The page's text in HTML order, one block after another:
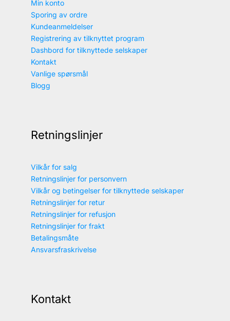
Min konto
Sporing av ordre
Kundeanmeldelser
Registrering av tilknyttet program
Dashbord for tilknyttede selskaper
Kontakt
Vanlige spørsmål
Blogg
Retningslinjer
Vilkår for salg
Retningslinjer for personvern
Vilkår og betingelser for tilknyttede selskaper
Retningslinjer for retur
Retningslinjer for refusjon
Retningslinjer for frakt
Betalingsmåte
Ansvarsfraskrivelse
Kontakt